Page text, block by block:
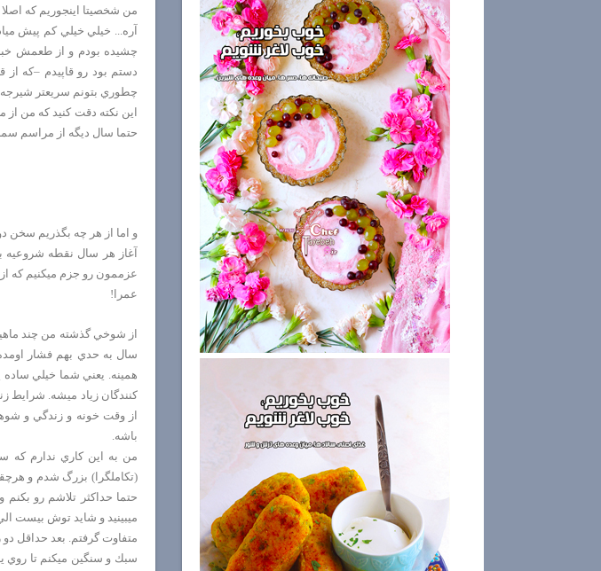
من شخصيتا اينجوريم كه
آره... خيلي خيلي كم پيش
چشيده بودم و از طعمش
دستم بود رو قاپيدم –كه
چطوري بتونم سريعتر
اين نكته دقت كنيد كه من
حتما سال ديگه از مراسم
و اما از هر چه بگذريم
آغاز هر سال نقطه شروعيه
عزممون رو جزم ميكنيم كه
عمرا!
از شوخي گذشته من چند
سال به حدي بهم فشار
همينه. يعني شما خيلي ساده
كنندگان زياد ميشه. شرايط
از وقت خونه و زندگي و
باشه.
من به اين كاري ندارم كه
(تكاملگرا) بزرگ شدم و
حتما حداكثر تلاشم رو
ميبينيد و شايد توش بيست
متفاوت گرفتم. بعد حداقل
سبك و سنگين ميكنم تا روي